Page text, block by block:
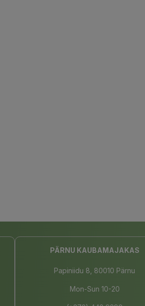
PÄRNU KAUBAMAJAKAS
Papiniidu 8, 80010 Pärnu
Mon-Sun 10-20